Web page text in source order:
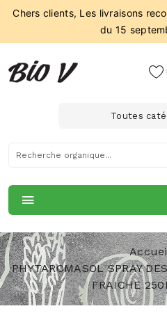
Chers clients, Les livraisons
du 15
Toutes
PHYTAROMASOL SPRAY
FRAICHE